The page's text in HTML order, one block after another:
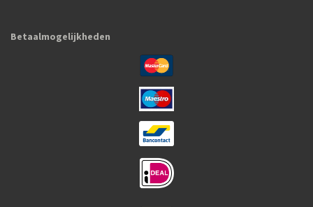
Betaalmogelijkheden